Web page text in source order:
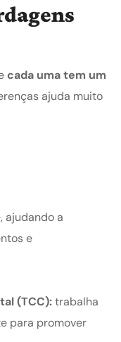
cada uma tem um
ajuda muito
ajudando a
e
(TCC):trabalha
para promover